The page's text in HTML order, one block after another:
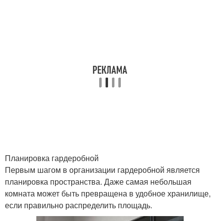
Планировка гардеробной
Первым шагом в организации гардеробной является
планировка пространства. Даже самая небольшая
комната может быть превращена в удобное хранилище,
если правильно распределить площадь.